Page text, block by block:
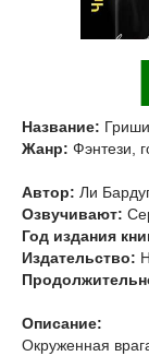
Название:
Жанр: Фэнтези,
Автор: Ли
Озвучивают:
Год издания
Издательство:
Описание:
Окруженная